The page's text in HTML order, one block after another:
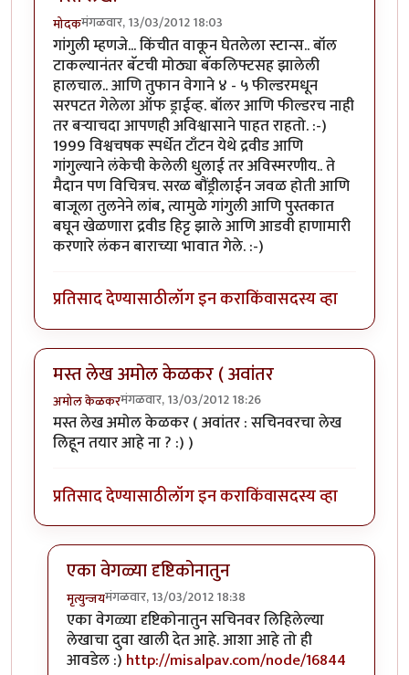
मोदकमंगळवार, 13/03/2012 18:03
गांगुली म्हणजे... किंचीत वाकून घेतलेला स्टान्स.. बॉल
टाकल्यानंतर बॅटची मोठ्या बॅकलिफ्टसह झालेली
हालचाल.. आणि तुफान वेगाने ४ - ५ फील्डरमधून
सरपटत गेलेला ऑफ ड्राईव्ह. बॉलर आणि फील्डरच नाही
तर बर्‍याचदा आपणही अविश्वासाने पाहत राहतो. :-)
1999 विश्वचषक स्पर्धेत टाँटन येथे द्रवीड आणि
गांगुल्याने लंकेची केलेली धुलाई तर अविस्मरणीय.. ते
मैदान पण विचित्रच. सरळ बौंड्रीलाईन जवळ होती आणि
बाजूला तुलनेने लांब, त्यामुळे गांगुली आणि पुस्तकात
बघून खेळणारा द्रवीड हिट्ट झाले आणि आडवी हाणामारी
करणारे लंकन बाराच्या भावात गेले. :-)
प्रतिसाद देण्यासाठीलॉग इन कराकिंवासदस्य व्हा
मस्त लेख अमोल केळकर ( अवांतर
अमोल केळकरमंगळवार, 13/03/2012 18:26
मस्त लेख अमोल केळकर ( अवांतर : सचिनवरचा लेख
लिहून तयार आहे ना ? :) )
प्रतिसाद देण्यासाठीलॉग इन कराकिंवासदस्य व्हा
एका वेगळ्या दृष्टिकोनातुन
मृत्युन्जयमंगळवार, 13/03/2012 18:38
In reply toमस्त लेख अमोल केळकर ( अवांतर
एका वेगळ्या दृष्टिकोनातुन सचिनवर लिहिलेल्या
लेखाचा दुवा खाली देत आहे. आशा आहे तो ही
आवडेल :) http://misalpav.com/node/16844